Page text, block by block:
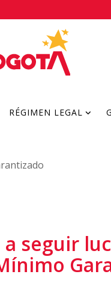
RÉGIMEN LEGAL
seguir